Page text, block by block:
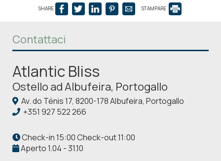
SHARE STAMPARE
Contattaci
Atlantic Bliss
Ostello ad Albufeira, Portogallo
Av. do Ténis 17, 8200-178 Albufeira, Portogallo
+351 927 522 266
Check-in 15:00 Check-out 11:00
Aperto 1.04 - 31.10